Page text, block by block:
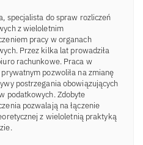
specjalista do spraw rozliczeń
z wieloletnim
pracy w organach
Przez kilka lat prowadziła
rachunkowe. Praca w
pozwoliła na zmianę
postrzegania obowiązujących
podatkowych. Zdobyte
pozwalają na łączenie
z wieloletnią praktyką